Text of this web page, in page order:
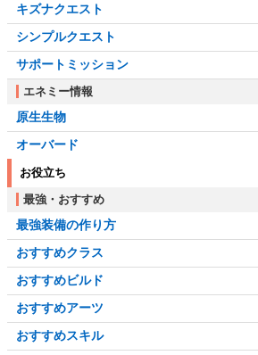
キズナクエスト
シンプルクエスト
サポートミッション
エネミー情報
原生生物
オーバード
お役立ち
最強・おすすめ
最強装備の作り方
おすすめクラス
おすすめビルド
おすすめアーツ
おすすめスキル